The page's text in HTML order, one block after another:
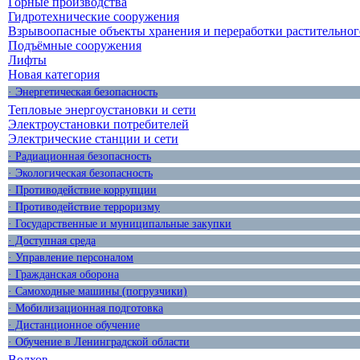
Гидротехнические сооружения
Взрывоопасные объекты хранения и переработки
Подъёмные сооружения
Лифты
Новая категория
· Энергетическая безопасность
Тепловые энергоустановки и сети
Электроустановки потребителей
Электрические станции и сети
· Радиационная безопасность
· Экологическая безопасность
· Противодействие коррупции
· Противодействие терроризму
· Государственные и муниципальные закупки
· Доступная среда
· Управление персоналом
· Гражданская оборона
· Самоходные машины (погрузчики)
· Мобилизационная подготовка
· Дистанционное обучение
· Обучение в Ленинградской области